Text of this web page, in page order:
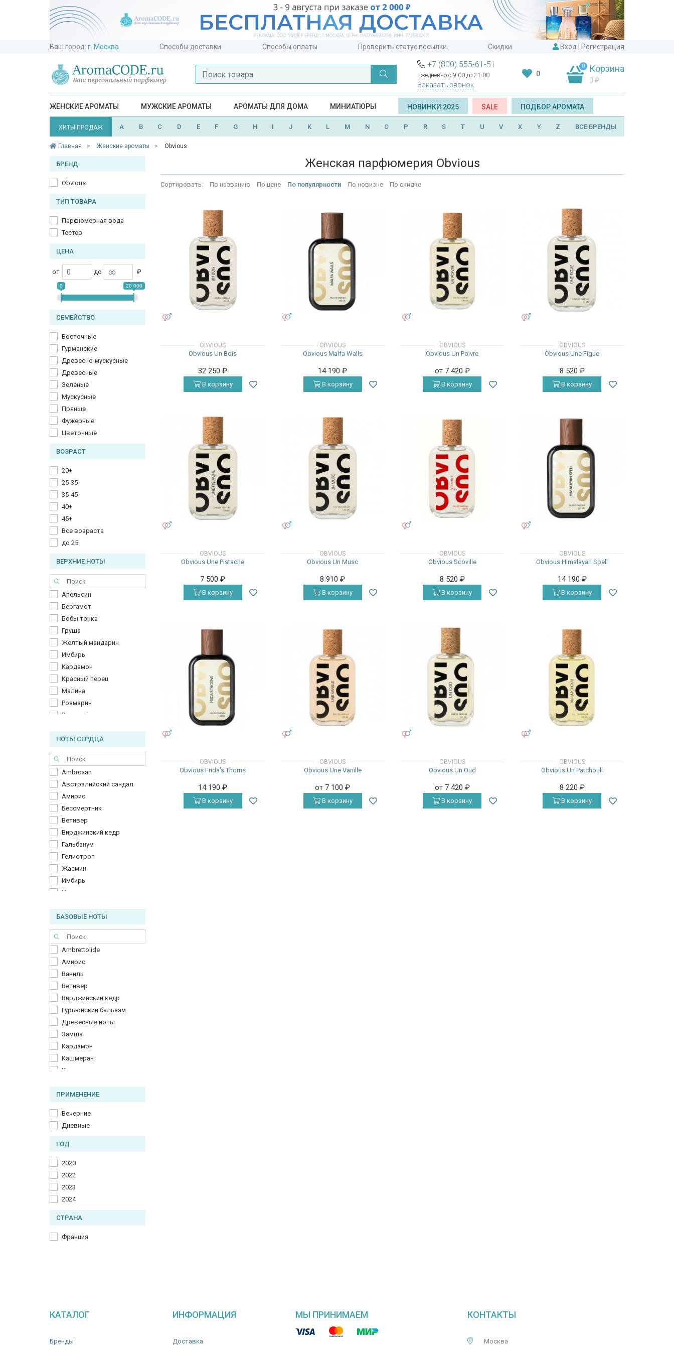
Ваш город: г. Москва Способы доставки Способы оплаты Проверить статус посылки Скидки Вход Регистрация
+7 (800) 555-61-51
Ежедневно с 9:00 до 21:00
Заказать звонок
0
0 Корзина
0 ₽
ЖЕНСКИЕ АРОМАТЫ МУЖСКИЕ АРОМАТЫ АРОМАТЫ ДЛЯ ДОМА МИНИАТЮРЫ НОВИНКИ 2025 SALE ПОДБОР АРОМАТА
ХИТЫ ПРОДАЖ A B C D E F G H I J K L M N O P R S T U V X Y Z ВСЕ БРЕНДЫ
Главная Женские ароматы Obvious
БРЕНД
Obvious
ТИП ТОВАРА
Парфюмерная вода
Тестер
ЦЕНА
от до ₽
0 20 000
СЕМЕЙСТВО
Восточные
Гурманские
Древесно-мускусные
Древесные
Зеленые
Мускусные
Пряные
Фужерные
Цветочные
ВОЗРАСТ
20+
25-35
35-45
40+
45+
Все возраста
до 25
ВЕРХНИЕ НОТЫ
Апельсин
Бергамот
Бобы тонка
Груша
Желтый мандарин
Имбирь
Кардамон
Красный перец
Малина
Розмарин
Розовый перец
Сицилийский апельсин
Сицилийский мандарин
Стручковый перец чили
Сычуаньский перец
Тмин
Тунисский нероли
Чабрец
Черная смородина
Черный перец
Шафран
Эвкалипт
Элеми
НОТЫ СЕРДЦА
Ambroxan
Австралийский сандал
Амирис
Бессмертник
Ветивер
Вирджинский кедр
Гальбанум
Гелиотроп
Жасмин
Имбирь
Инжир
Кедр
Красный перец чили
Лист фиалки
Мадагаскарская ваниль
Морские ноты
Нагармота
Олибанум
Папирус
Пачули из Индонезии
Роза
Фисташка
Цейлонская корица
Шалфей
Шоколад
БАЗОВЫЕ НОТЫ
Ambrettolide
Амирис
Ваниль
Ветивер
Вирджинский кедр
Гурьюнский бальзам
Древесные ноты
Замша
Кардамон
Кашмеран
Кедр
Красный перец
Можжевельник
Мускус
Папирус
Сандал
Таитянский ветивер
Толу бальзам
Уд
ПРИМЕНЕНИЕ
Вечерние
Дневные
ГОД
2020
2022
2023
2024
СТРАНА
Франция
Женская парфюмерия Obvious
Сортировать: По названию По цене По популярности По новизне По скидке
OBVIOUS
Obvious Un Bois
32 250₽
В корзину
OBVIOUS
Obvious Malfa Walls
14 190₽
В корзину
OBVIOUS
Obvious Un Poivre
от 7 420 ₽
В корзину
OBVIOUS
Obvious Une Figue
8 520 ₽
В корзину
OBVIOUS
Obvious Une Pistache
7 500₽
В корзину
OBVIOUS
Obvious Un Musc
8 910₽
В корзину
OBVIOUS
Obvious Scoville
8 520 ₽
В корзину
OBVIOUS
Obvious Himalayan Spell
14 190 ₽
В корзину
OBVIOUS
Obvious Frida's Thorns
14 190₽
В корзину
OBVIOUS
Obvious Une Vanille
от 7 100₽
В корзину
OBVIOUS
Obvious Un Oud
от 7 420 ₽
В корзину
OBVIOUS
Obvious Un Patchouli
8 220 ₽
В корзину
КАТАЛОГ
Бренды
ИНФОРМАЦИЯ
Доставка
МЫ ПРИНИМАЕМ КОНТАКТЫ
Москва